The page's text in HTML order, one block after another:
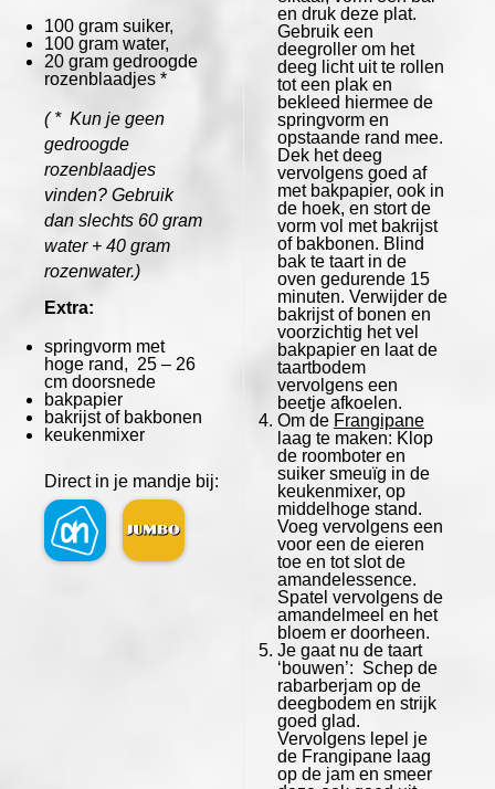
100 gram suiker,
100 gram water,
20 gram gedroogde
rozenblaadjes *
( * Kun je geen
gedroogde
rozenblaadjes
vinden? Gebruik
dan slechts 60 gram
water + 40 gram
rozenwater.)
Extra:
springvorm met
hoge rand, 25 – 26
cm doorsnede
bakpapier
bakrijst of bakbonen
keukenmixer
Direct in je mandje bij:
en druk deze plat.
Gebruik een
deegroller om het
deeg licht uit te rollen
tot een plak en
bekleed hiermee de
springvorm en
opstaande rand mee.
Dek het deeg
vervolgens goed af
met bakpapier, ook in
de hoek, en stort de
vorm vol met bakrijst
of bakbonen. Blind
bak te taart in de
oven gedurende 15
minuten. Verwijder de
bakrijst of bonen en
voorzichtig het vel
bakpapier en laat de
taartbodem
vervolgens een
beetje afkoelen.
Om de Frangipane
laag te maken: Klop
de roomboter en
suiker smeuïg in de
keukenmixer, op
middelhoge stand.
Voeg vervolgens een
voor een de eieren
toe en tot slot de
amandelessence.
Spatel vervolgens de
amandelmeel en het
bloem er doorheen.
Je gaat nu de taart
‘bouwen’: Schep de
rabarberjam op de
deegbodem en strijk
goed glad.
Vervolgens lepel je
de Frangipane laag
op de jam en smeer